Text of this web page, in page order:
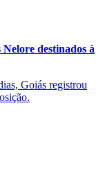
destinados à
Goiás registrou